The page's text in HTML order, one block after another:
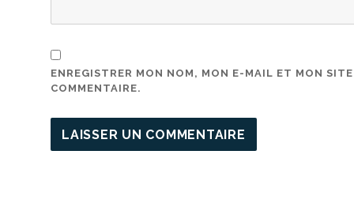
ENREGISTRER MON NOM, MON E-MAIL ET MON
COMMENTAIRE.